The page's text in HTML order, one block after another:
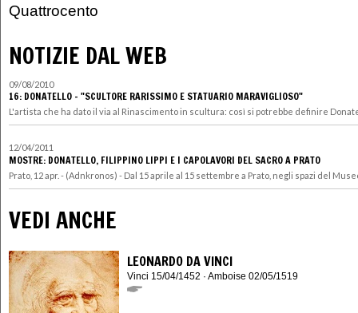
Quattrocento
NOTIZIE DAL WEB
09/08/2010
16: DONATELLO - "SCULTORE RARISSIMO E STATUARIO MARAVIGLIOSO"
L'artista che ha dato il via al Rinascimento in scultura: così si potrebbe definire
12/04/2011
MOSTRE: DONATELLO, FILIPPINO LIPPI E I CAPOLAVORI DEL SACRO A PRATO
Prato, 12 apr. - (Adnkronos) - Dal 15 aprile al 15 settembre a Prato, negli spazi del
VEDI ANCHE
LEONARDO DA VINCI
Vinci 15/04/1452 · Amboise 02/05/1519